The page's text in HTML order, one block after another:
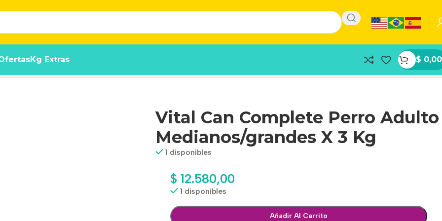
Kg Extras $ 0,00
grandes X 3 Kg
Vital Can Complete Perro Adulto
Medianos/grandes X 3 Kg
1 disponibles
$ 12.580,00
1 disponibles
Añadir Al Carrito